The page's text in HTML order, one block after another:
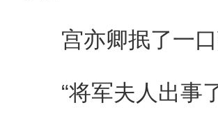
宫亦卿抿了一口
“将军夫人出事